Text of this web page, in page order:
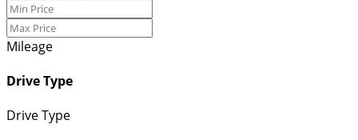
Mileage
Drive Type
Drive Type